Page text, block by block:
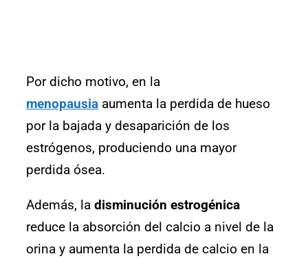
Por dicho motivo, en la
menopausia aumenta la perdida de hueso
por la bajada y desaparición de los
estrógenos, produciendo una mayor
perdida ósea.
Además, la disminución estrogénica
reduce la absorción del calcio a nivel de la
orina y aumenta la perdida de calcio en la